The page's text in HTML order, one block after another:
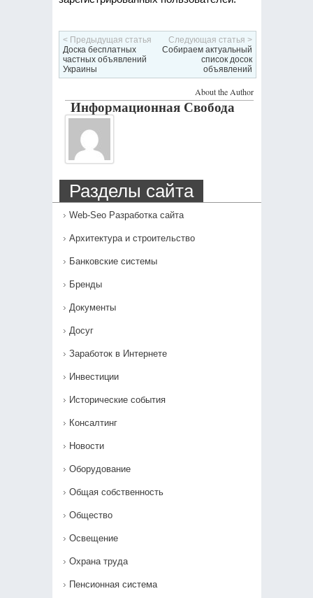
< Предыдущая статья
Доска бесплатных
частных объявлений
Украины
Следующая статья >
Собираем актуальный
список досок
объявлений
About the Author
Информационная Свобода
Разделы сайта
Web-Seo Разработка сайта
Архитектура и строительство
Банковские системы
Бренды
Документы
Досуг
Заработок в Интернете
Инвестиции
Исторические события
Консалтинг
Новости
Оборудование
Общая собственность
Общество
Освещение
Охрана труда
Пенсионная система